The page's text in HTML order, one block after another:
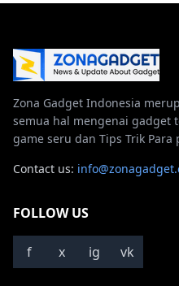
Zona Gadget Indonesia
semua hal mengenai gadget
game seru dan Tips Trik Para
Contact us:
FOLLOW US
f x ig vk